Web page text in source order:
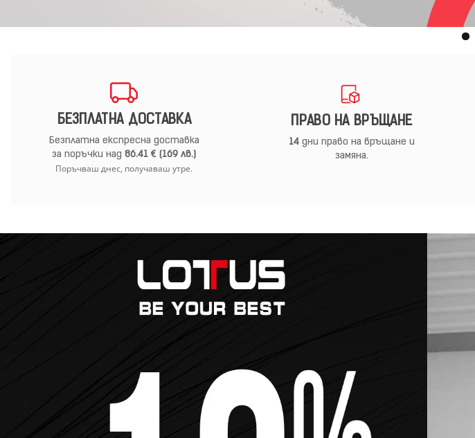
БЕЗПЛАТНА ДОСТАВКА
Безплатна експресна доставка
за поръчки над86.41 € (169 лв.)
Поръчваш днес, получаваш утре.
ПРАВО НА ВРЪЩАНЕ
14дни право на връщане и
замяна.